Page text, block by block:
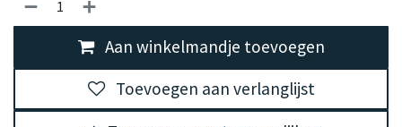
Aan winkelmandje toevoegen
Toevoegen aan verlanglijst